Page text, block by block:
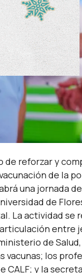
de reforzar y
de la
una jornada
de
La actividad se
entre
de
vacunas; los
CALF; y la